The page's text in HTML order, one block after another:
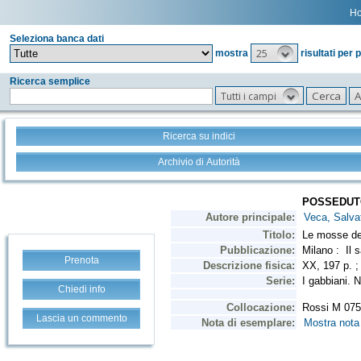
Seleziona banca dati
mostra
25 risultati per
Ricerca semplice
Tutti i campi
Ricerca su indici
Archivio di Autorità
Prenota
Chiedi info
Lascia un commento